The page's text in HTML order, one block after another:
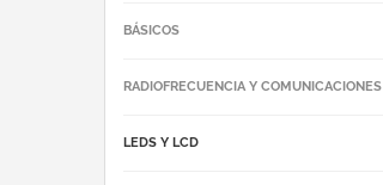
BÁSICOS
RADIOFRECUENCIA Y COMUNICACIONES
LEDS Y LCD